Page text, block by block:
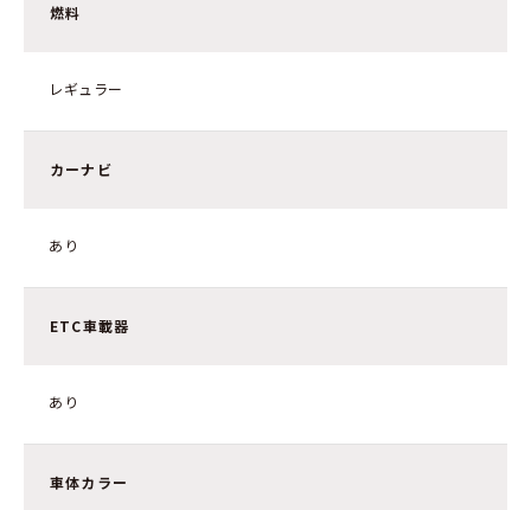
燃料
レギュラー
カーナビ
あり
ETC車載器
あり
車体カラー